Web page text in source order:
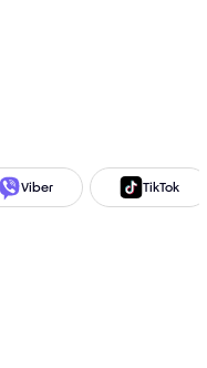
Viber TikTok